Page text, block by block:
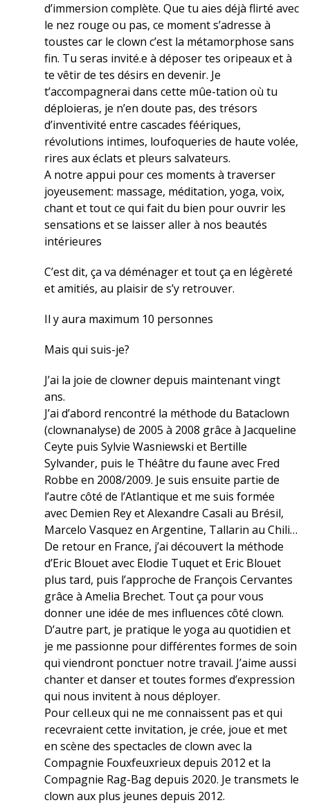
d’immersion complète. Que tu aies déjà flirté avec
le nez rouge ou pas, ce moment s’adresse à
toustes car le clown c’est la métamorphose sans
fin. Tu seras invité.e à déposer tes oripeaux et à
te vêtir de tes désirs en devenir. Je
t’accompagnerai dans cette mûe-tation où tu
déploieras, je n’en doute pas, des trésors
d’inventivité entre cascades féériques,
révolutions intimes, loufoqueries de haute volée,
rires aux éclats et pleurs salvateurs.
A notre appui pour ces moments à traverser
joyeusement: massage, méditation, yoga, voix,
chant et tout ce qui fait du bien pour ouvrir les
sensations et se laisser aller à nos beautés
intérieures
C’est dit, ça va déménager et tout ça en légèreté
et amitiés, au plaisir de s’y retrouver.
Il y aura maximum 10 personnes
Mais qui suis-je?
J’ai la joie de clowner depuis maintenant vingt
ans.
J’ai d’abord rencontré la méthode du Bataclown
(clownanalyse) de 2005 à 2008 grâce à Jacqueline
Ceyte puis Sylvie Wasniewski et Bertille
Sylvander, puis le Théâtre du faune avec Fred
Robbe en 2008/2009. Je suis ensuite partie de
l’autre côté de l’Atlantique et me suis formée
avec Demien Rey et Alexandre Casali au Brésil,
Marcelo Vasquez en Argentine, Tallarin au Chili…
De retour en France, j’ai découvert la méthode
d’Eric Blouet avec Elodie Tuquet et Eric Blouet
plus tard, puis l’approche de François Cervantes
grâce à Amelia Brechet. Tout ça pour vous
donner une idée de mes influences côté clown.
D’autre part, je pratique le yoga au quotidien et
je me passionne pour différentes formes de soin
qui viendront ponctuer notre travail. J’aime aussi
chanter et danser et toutes formes d’expression
qui nous invitent à nous déployer.
Pour cell.eux qui ne me connaissent pas et qui
recevraient cette invitation, je crée, joue et met
en scène des spectacles de clown avec la
Compagnie Fouxfeuxrieux depuis 2012 et la
Compagnie Rag-Bag depuis 2020. Je transmets le
clown aux plus jeunes depuis 2012.